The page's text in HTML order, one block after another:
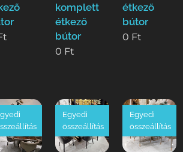
komplett
étkező
bútor
0 Ft
étkező
bútor
0 Ft
Egyedi
összeállítás
Egyedi
összeállítás